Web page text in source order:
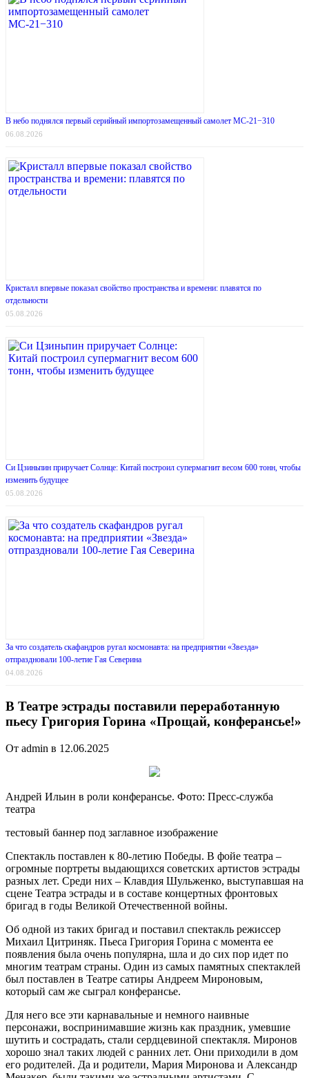
В небо поднялся первый серийный импортозамещенный самолет МС-21−310
06.08.2026
Кристалл впервые показал свойство пространства и времени: плавятся по
отдельности
05.08.2026
Си Цзиньпин приручает Солнце: Китай построил супермагнит весом 600 тонн, чтобы
изменить будущее
05.08.2026
За что создатель скафандров ругал космонавта: на предприятии «Звезда»
отпраздновали 100-летие Гая Северина
04.08.2026
В Театре эстрады поставили переработанную
пьесу Григория Горина «Прощай, конферансье!»
От admin в 12.06.2025
Андрей Ильин в роли конферансье. Фото: Пресс-служба
театра
тестовый баннер под заглавное изображение
Спектакль поставлен к 80-летию Победы. В фойе театра –
огромные портреты выдающихся советских артистов эстрады
разных лет. Среди них – Клавдия Шульженко, выступавшая на
сцене Театра эстрады и в составе концертных фронтовых
бригад в годы Великой Отечественной войны.
Об одной из таких бригад и поставил спектакль режиссер
Михаил Цитриняк. Пьеса Григория Горина с момента ее
появления была очень популярна, шла и до сих пор идет по
многим театрам страны. Один из самых памятных спектаклей
был поставлен в Театре сатиры Андреем Мироновым,
который сам же сыграл конферансье.
Для него все эти карнавальные и немного наивные
персонажи, воспринимавшие жизнь как праздник, умевшие
шутить и сострадать, стали сердцевиной спектакля. Миронов
хорошо знал таких людей с ранних лет. Они приходили в дом
его родителей. Да и родители, Мария Миронова и Александр